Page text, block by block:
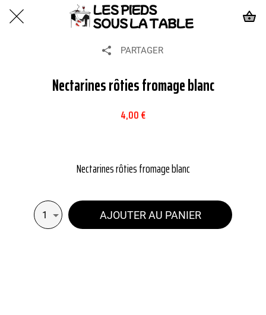
PARTAGER
Nectarines rôties fromage blanc
4,00 €
Nectarines rôties fromage blanc
1 AJOUTER AU PANIER